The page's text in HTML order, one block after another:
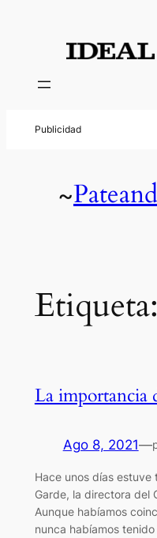
contenido
~
Etiqueta:
La importancia
Ago 8, 2021—
Hace unos días estuve
Garde, la directora del
Aunque habíamos
nunca habíamos